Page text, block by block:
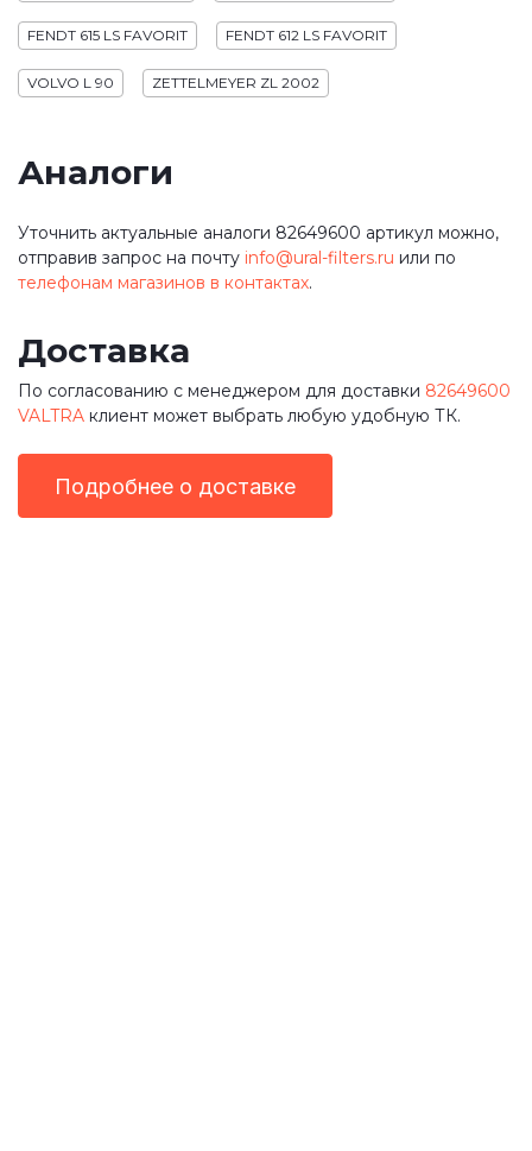
FENDT 615 LS FAVORIT FENDT 612 LS FAVORIT
VOLVO L 90 ZETTELMEYER ZL 2002
Аналоги
Уточнить актуальные аналоги 82649600 артикул можно,
отправив запрос на почту info@ural-filters.ru или по
телефонам магазинов в контактах.
Доставка
По согласованию с менеджером для доставки 82649600
VALTRA клиент может выбрать любую удобную ТК.
Подробнее о доставке